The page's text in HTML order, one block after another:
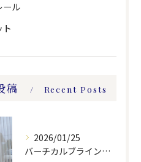
ール
稿 Recent Posts
2026/01/25
バーチカルブラインドのレース付きツーウェイスタイル